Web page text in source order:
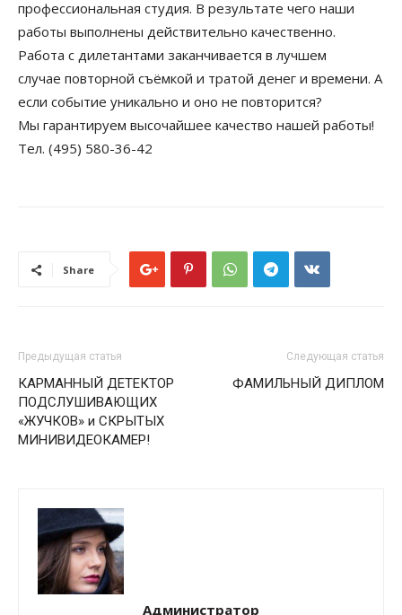
профессиональная студия. В результате чего наши
работы выполнены действительно качественно.
Работа с дилетантами заканчивается в лучшем
случае повторной съёмкой и тратой денег и времени. А
если событие уникально и оно не повторится?
Мы гарантируем высочайшее качество нашей работы!
Тел. (495) 580-36-42
Share
Предыдущая статья
КАРМАННЫЙ ДЕТЕКТОР
ПОДСЛУШИВАЮЩИХ
«ЖУЧКОВ» и СКРЫТЫХ
МИНИВИДЕОКАМЕР!
Следующая статья
ФАМИЛЬНЫЙ ДИПЛОМ
Администратор